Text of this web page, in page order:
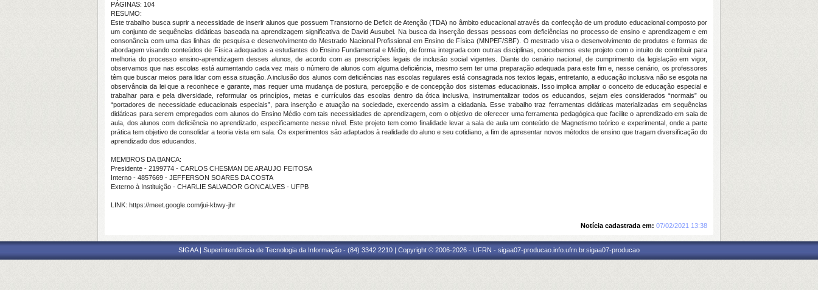
PÁGINAS: 104
RESUMO:
Este trabalho busca suprir a necessidade de inserir alunos que possuem Transtorno de Deficit de Atenção (TDA) no âmbito educacional através da confecção de um produto educacional composto por
um conjunto de sequências didáticas baseada na aprendizagem significativa de David Ausubel. Na busca da inserção dessas pessoas com deficiências no processo de ensino e aprendizagem e em
consonância com uma das linhas de pesquisa e desenvolvimento do Mestrado Nacional Profissional em Ensino de Física (MNPEF/SBF). O mestrado visa o desenvolvimento de produtos e formas de
abordagem visando conteúdos de Física adequados a estudantes do Ensino Fundamental e Médio, de forma integrada com outras disciplinas, concebemos este projeto com o intuito de contribuir para
melhoria do processo ensino-aprendizagem desses alunos, de acordo com as prescrições legais de inclusão social vigentes. Diante do cenário nacional, de cumprimento da legislação em vigor,
observamos que nas escolas está aumentando cada vez mais o número de alunos com alguma deficiência, mesmo sem ter uma preparação adequada para este fim e, nesse cenário, os professores
têm que buscar meios para lidar com essa situação. A inclusão dos alunos com deficiências nas escolas regulares está consagrada nos textos legais, entretanto, a educação inclusiva não se esgota na
observância da lei que a reconhece e garante, mas requer uma mudança de postura, percepção e de concepção dos sistemas educacionais. Isso implica ampliar o conceito de educação especial e
trabalhar para e pela diversidade, reformular os princípios, metas e currículos das escolas dentro da ótica inclusiva, instrumentalizar todos os educandos, sejam eles considerados “normais” ou
“portadores de necessidade educacionais especiais”, para inserção e atuação na sociedade, exercendo assim a cidadania. Esse trabalho traz ferramentas didáticas materializadas em sequências
didáticas para serem empregados com alunos do Ensino Médio com tais necessidades de aprendizagem, com o objetivo de oferecer uma ferramenta pedagógica que facilite o aprendizado em sala de
aula, dos alunos com deficiência no aprendizado, especificamente nesse nível. Este projeto tem como finalidade levar a sala de aula um conteúdo de Magnetismo teórico e experimental, onde a parte
prática tem objetivo de consolidar a teoria vista em sala. Os experimentos são adaptados à realidade do aluno e seu cotidiano, a fim de apresentar novos métodos de ensino que tragam diversificação do
aprendizado dos educandos.
MEMBROS DA BANCA:
Presidente - 2199774 - CARLOS CHESMAN DE ARAUJO FEITOSA
Interno - 4857669 - JEFFERSON SOARES DA COSTA
Externo à Instituição - CHARLIE SALVADOR GONCALVES - UFPB
LINK: https://meet.google.com/jui-kbwy-jhr
Notícia cadastrada em: 07/02/2021 13:38
SIGAA | Superintendência de Tecnologia da Informação - (84) 3342 2210 | Copyright © 2006-2026 - UFRN - sigaa07-producao.info.ufrn.br.sigaa07-producao